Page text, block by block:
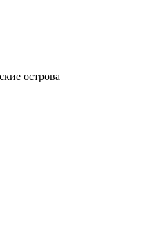
острова